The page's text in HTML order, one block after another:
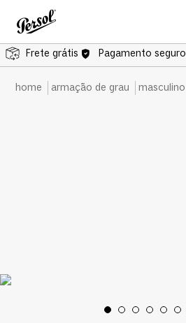
Frete grátis Pagamento seguro
armação de grau masculino